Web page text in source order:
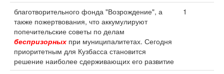
благотворительного фонда "Возрождение", а
также пожертвования, что аккумулируют
попечительские советы по делам
беспризорных при муниципалитетах. Сегодня
приоритетным для Кузбасса становится
решение наиболее сдерживающих его развитие
1